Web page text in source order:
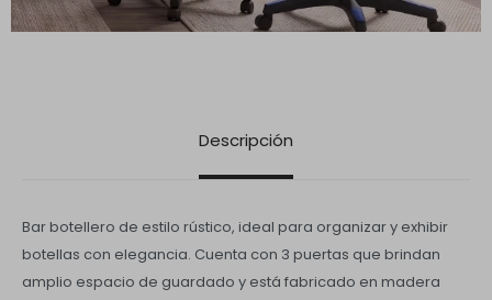
Descripción
Bar botellero de estilo rústico, ideal para organizar y exhibir
botellas con elegancia. Cuenta con 3 puertas que brindan
amplio espacio de guardado y está fabricado en madera